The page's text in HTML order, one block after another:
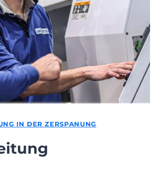
IN DER ZERSPANUNG